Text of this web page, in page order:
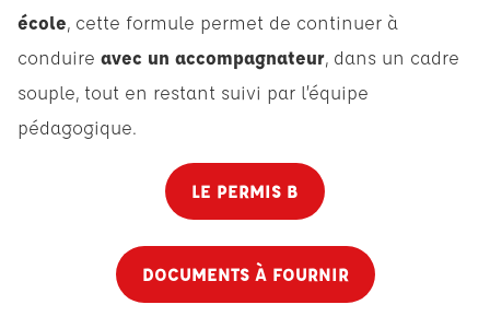
école, cette formule permet de continuer à
conduire avec un accompagnateur, dans un cadre
souple, tout en restant suivi par l’équipe
pédagogique.
LE PERMIS B
DOCUMENTS À FOURNIR